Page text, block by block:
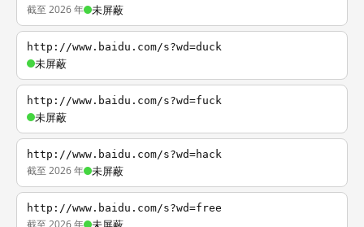
截至 2026 年 未屏蔽
http://www.baidu.com/s?wd=duck
未屏蔽
http://www.baidu.com/s?wd=fuck
未屏蔽
http://www.baidu.com/s?wd=hack
截至 2026 年 未屏蔽
http://www.baidu.com/s?wd=free
截至 2026 年